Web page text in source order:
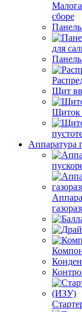
сборе
для
Щит
Щиток
Аппаратура